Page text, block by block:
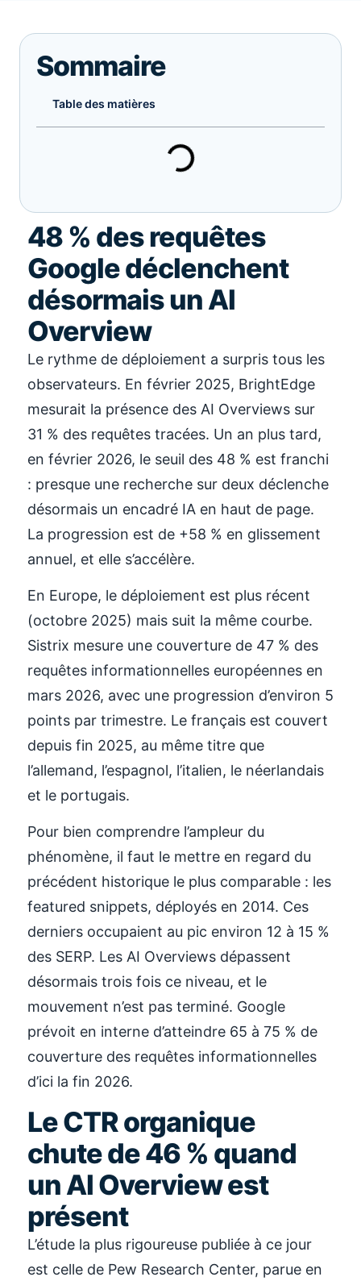
Sommaire
Table des matières
48 % des requêtes
Google déclenchent
désormais un AI
Overview
Le rythme de déploiement a surpris tous les
observateurs. En février 2025, BrightEdge
mesurait la présence des AI Overviews sur
31 % des requêtes tracées. Un an plus tard,
en février 2026, le seuil des 48 % est franchi
: presque une recherche sur deux déclenche
désormais un encadré IA en haut de page.
La progression est de +58 % en glissement
annuel, et elle s’accélère.
En Europe, le déploiement est plus récent
(octobre 2025) mais suit la même courbe.
Sistrix mesure une couverture de 47 % des
requêtes informationnelles européennes en
mars 2026, avec une progression d’environ 5
points par trimestre. Le français est couvert
depuis fin 2025, au même titre que
l’allemand, l’espagnol, l’italien, le néerlandais
et le portugais.
Pour bien comprendre l’ampleur du
phénomène, il faut le mettre en regard du
précédent historique le plus comparable : les
featured snippets, déployés en 2014. Ces
derniers occupaient au pic environ 12 à 15 %
des SERP. Les AI Overviews dépassent
désormais trois fois ce niveau, et le
mouvement n’est pas terminé. Google
prévoit en interne d’atteindre 65 à 75 % de
couverture des requêtes informationnelles
d’ici la fin 2026.
Le CTR organique
chute de 46 % quand
un AI Overview est
présent
L’étude la plus rigoureuse publiée à ce jour
est celle de Pew Research Center, parue en